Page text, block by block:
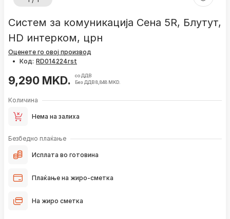
Систем за комуникација Сена 5R, Блутут,
HD интерком, црн
Оценете го овој производ
• Код:
9,290 MKD.
со ДДВ
Без ДДВ 8,848 MKD.
Количина
Нема на залиха
Безбедно плаќање
Исплата во готовина
Плаќање на жиро-сметка
На жиро сметка